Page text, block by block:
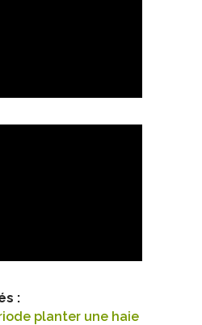
:
planter une haie